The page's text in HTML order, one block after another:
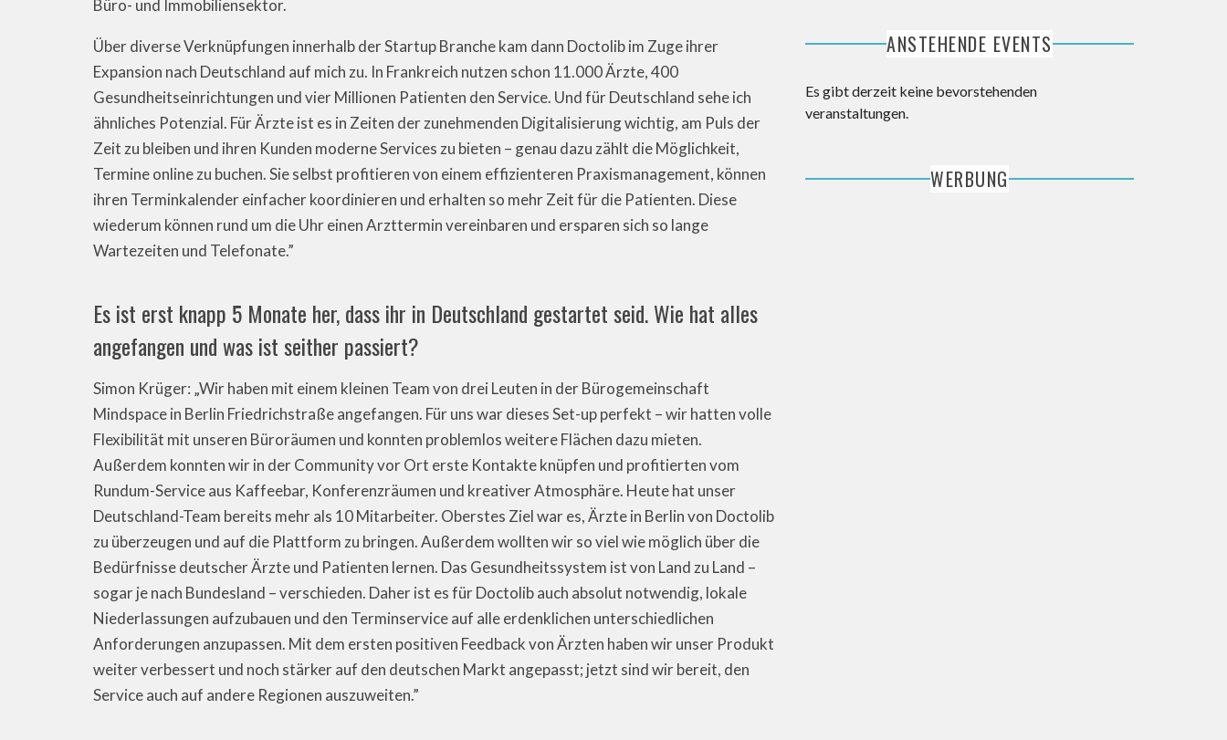
Büro- und Immobiliensektor.
Über diverse Verknüpfungen innerhalb der Startup Branche kam dann Doctolib im Zuge ihrer
Expansion nach Deutschland auf mich zu. In Frankreich nutzen schon 11.000 Ärzte, 400
Gesundheitseinrichtungen und vier Millionen Patienten den Service. Und für Deutschland sehe ich
ähnliches Potenzial. Für Ärzte ist es in Zeiten der zunehmenden Digitalisierung wichtig, am Puls der
Zeit zu bleiben und ihren Kunden moderne Services zu bieten – genau dazu zählt die Möglichkeit,
Termine online zu buchen. Sie selbst profitieren von einem effizienteren Praxismanagement, können
ihren Terminkalender einfacher koordinieren und erhalten so mehr Zeit für die Patienten. Diese
wiederum können rund um die Uhr einen Arzttermin vereinbaren und ersparen sich so lange
Wartezeiten und Telefonate.”
Es ist erst knapp 5 Monate her, dass ihr in Deutschland gestartet seid. Wie hat alles
angefangen und was ist seither passiert?
Simon Krüger: „Wir haben mit einem kleinen Team von drei Leuten in der Bürogemeinschaft
Mindspace in Berlin Friedrichstraße angefangen. Für uns war dieses Set-up perfekt – wir hatten volle
Flexibilität mit unseren Büroräumen und konnten problemlos weitere Flächen dazu mieten.
Außerdem konnten wir in der Community vor Ort erste Kontakte knüpfen und profitierten vom
Rundum-Service aus Kaffeebar, Konferenzräumen und kreativer Atmosphäre. Heute hat unser
Deutschland-Team bereits mehr als 10 Mitarbeiter. Oberstes Ziel war es, Ärzte in Berlin von Doctolib
zu überzeugen und auf die Plattform zu bringen. Außerdem wollten wir so viel wie möglich über die
Bedürfnisse deutscher Ärzte und Patienten lernen. Das Gesundheitssystem ist von Land zu Land –
sogar je nach Bundesland – verschieden. Daher ist es für Doctolib auch absolut notwendig, lokale
Niederlassungen aufzubauen und den Terminservice auf alle erdenklichen unterschiedlichen
Anforderungen anzupassen. Mit dem ersten positiven Feedback von Ärzten haben wir unser Produkt
weiter verbessert und noch stärker auf den deutschen Markt angepasst; jetzt sind wir bereit, den
Service auch auf andere Regionen auszuweiten.”
ANSTEHENDE EVENTS
Es gibt derzeit keine bevorstehenden
veranstaltungen.
WERBUNG